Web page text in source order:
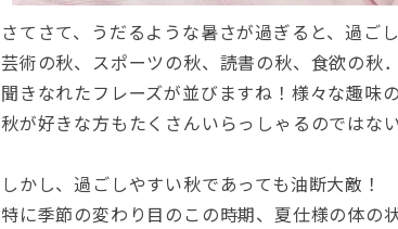
さてさて、うだるような暑さが過ぎると、過ご
芸術の秋、スポーツの秋、読書の秋、食欲の秋
聞きなれたフレーズが並びますね！様々な趣味
秋が好きな方もたくさんいらっしゃるのではな
しかし、過ごしやすい秋であっても油断大敵！
特に季節の変わり目のこの時期、夏仕様の体の